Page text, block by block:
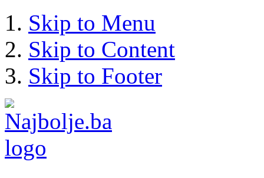
Skip to Menu
Skip to Content
Skip to Footer